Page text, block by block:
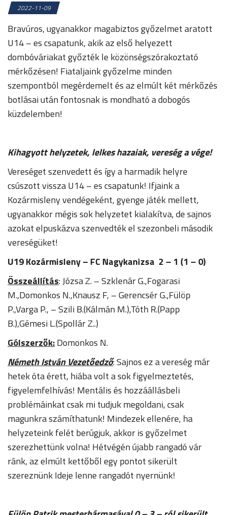
2022-11-09
Bravúros, ugyanakkor magabiztos győzelmet aratott
U14 – es csapatunk, akik az első helyezett
dombóváriakat győzték le közönségszórakoztató
mérkőzésen! Fiataljaink győzelme minden
szempontból megérdemelt és az elmúlt két mérkőzés
botlásai után fontosnak is mondható a dobogós
küzdelemben!
Kihagyott helyzetek, lelkes hazaiak, vereség a vége!
Vereséget szenvedett és így a harmadik helyre
csúszott vissza U14 – es csapatunk! Ifjaink a
Kozármisleny vendégeként, gyenge játék mellett,
ugyanakkor mégis sok helyzetet kialakítva, de sajnos
azokat elpuskázva szenvedték el szezonbeli második
vereségüket!
U19 Kozármisleny – FC Nagykanizsa 2 – 1 (1 – 0)
Összeállítás: Józsa Z. – Szklenár G.,Fogarasi
M.,Domonkos N.,Knausz F, – Gerencsér G.,Fülöp
P.,Varga P., – Szili B.(Kálmán M.),Tóth R.(Papp
B.),Gémesi L.(Spollár Z..)
Gólszerzők:Domonkos N.
Németh István Vezetőedző: Sajnos ez a vereség már
hetek óta érett, hiába volt a sok figyelmeztetés,
figyelemfelhívás! Mentális és hozzáállásbeli
problémáinkat csak mi tudjuk megoldani, csak
magunkra számíthatunk! Mindezek ellenére, ha
helyzeteink felét berúgjuk, akkor is győzelmet
szerezhettünk volna! Hétvégén újabb rangadó vár
ránk, az elmúlt kettőből egy pontot sikerült
szereznünk Ideje lenne rangadót nyernünk!